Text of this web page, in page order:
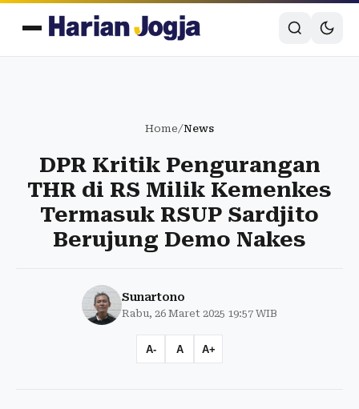
Home/News
DPR Kritik Pengurangan
THR di RS Milik Kemenkes
Termasuk RSUP Sardjito
Berujung Demo Nakes
Sunartono
Rabu, 26 Maret 2025 19:57 WIB
A- A A+